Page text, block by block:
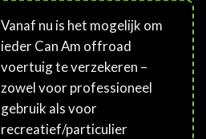
Vanaf nu is het mogelijk om
ieder Can Am offroad
voertuig te verzekeren –
zowel voor professioneel
gebruik als voor
recreatief/particulier